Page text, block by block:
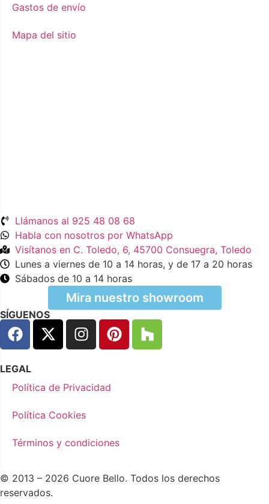
Gastos de envío
Mapa del sitio
Llámanos al 925 48 08 68
Habla con nosotros por WhatsApp
Visítanos en C. Toledo, 6, 45700 Consuegra, Toledo
Lunes a viernes de 10 a 14 horas, y de 17 a 20 horas
Sábados de 10 a 14 horas
Mira nuestro showroom
SÍGUENOS
LEGAL
Política de Privacidad
Política Cookies
Términos y condiciones
© 2013 – 2026 Cuore Bello. Todos los derechos
reservados.